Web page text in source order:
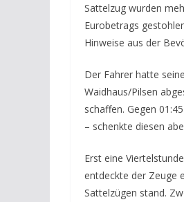
Sattelzug wurden
Eurobetrags
Hinweise aus der
Der Fahrer hatte
Waidhaus/Pilsen
schaffen. Gegen
– schenkte diesen
Erst eine
entdeckte der Zeuge
Sattelzügen stand.